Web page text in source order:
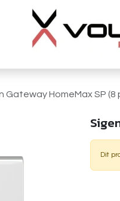
Gateway HomeMax SP (8
Dit